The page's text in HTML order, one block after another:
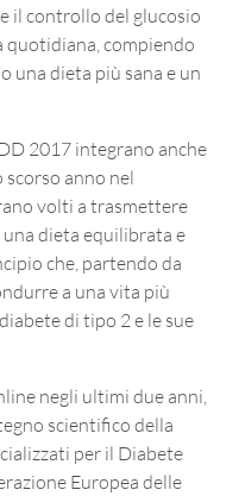
il controllo del glucosio
compiendo
una dieta più sana e un
2017 integrano anche
anno nel
volti a trasmettere
dieta equilibrata e
che, partendo da
a una vita più
di tipo 2 e le sue
negli ultimi due anni,
scientifico della
per il Diabete
Europea delle